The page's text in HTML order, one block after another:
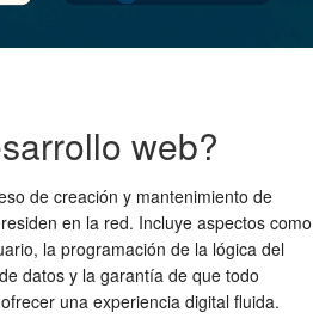
web?
de creación y mantenimiento de
en la red. Incluye aspectos como
la programación de la lógica del
datos y la garantía de que todo
una experiencia digital fluida.